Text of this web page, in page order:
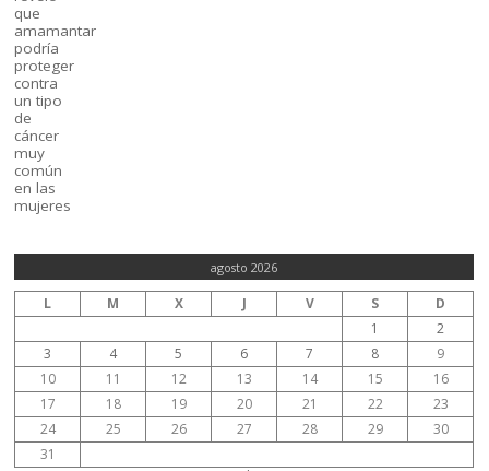
agosto 2026
L M X J V S
D
1
2
3
4 5 6 7 8
9
10
11 12 13 14 15
16
17
18 19 20 21 22
23
24
25 26 27 28 29
30
31